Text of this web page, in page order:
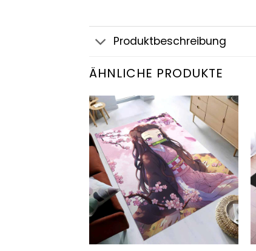
Produktbeschreibung
ÄHNLICHE PRODUKTE